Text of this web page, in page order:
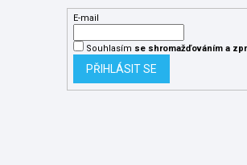
E-mail
Souhlasím se shromažďováníma
PŘIHLÁSIT SE